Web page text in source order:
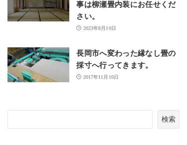
事は柳瀬畳内装にお任せくだ
さい。
2023年8月10日
長岡市へ変わった縁なし畳の
採寸へ行ってきます。
2017年11月10日
索
検索